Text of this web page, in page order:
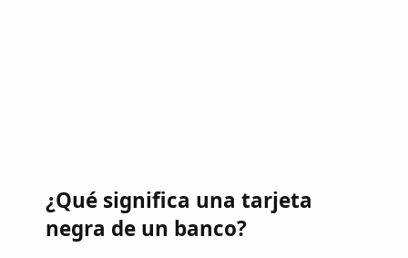
¿Qué significa una tarjeta
negra de un banco?